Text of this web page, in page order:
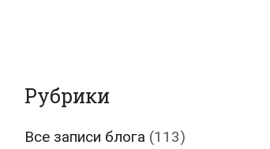
Рубрики
Все записи блога (113)